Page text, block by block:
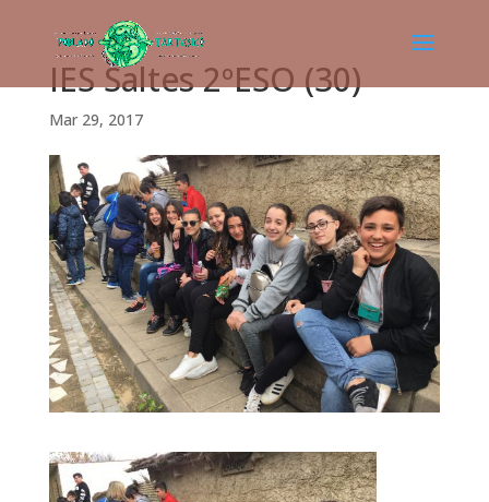
IES Saltes 2ºESO (30)
Mar 29, 2017